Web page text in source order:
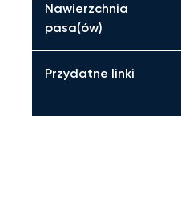
Nawierzchnia
pasa(ów)
Przydatne linki